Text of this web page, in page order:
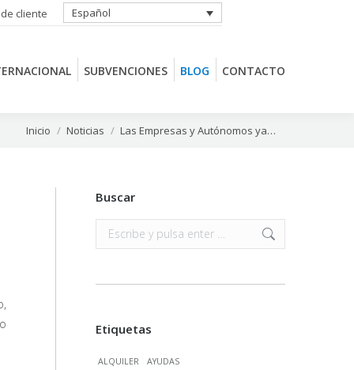
cliente Español
SUBVENCIONES BLOG CONTACTO
Estás aquí:
Inicio Noticias Las Empresas y Autónomos ya…
Buscar
Buscar:
Etiquetas
ALQUILER AYUDAS